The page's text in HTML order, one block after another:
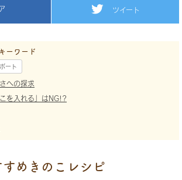
ツイート
ーワード
ート
への探求
を入れる」はNG!?
めきのこレシピ